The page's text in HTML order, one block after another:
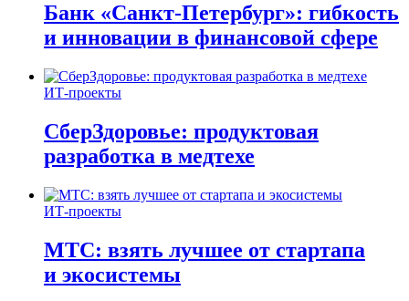
Банк «Санкт-Петербург»: гибкость
и инновации в финансовой сфере
ИТ-проекты
СберЗдоровье: продуктовая
разработка в медтехе
ИТ-проекты
МТС: взять лучшее от стартапа
и экосистемы